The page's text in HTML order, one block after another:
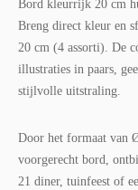
Bord kleurrijk 20 cm
Breng direct kleur en
20 cm (4 assorti). De
illustraties in paars,
stijlvolle uitstraling.
Door het formaat van
voorgerecht bord,
21 diner, tuinfeest of